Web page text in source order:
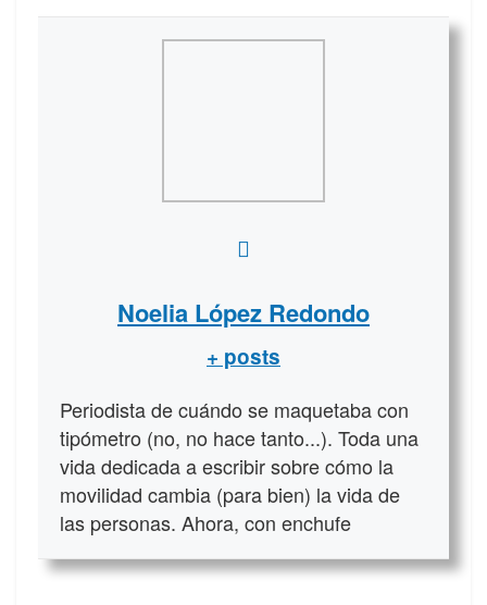
Noelia López Redondo
+ posts
Periodista de cuándo se maquetaba con
tipómetro (no, no hace tanto...). Toda una
vida dedicada a escribir sobre cómo la
movilidad cambia (para bien) la vida de
las personas. Ahora, con enchufe